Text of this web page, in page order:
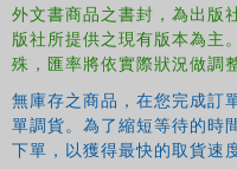
外文書商品之書封，為出版
版社所提供之現有版本為主
殊，匯率將依實際狀況做調整
無庫存之商品，在您完成訂
單調貨。為了縮短等待的時
下單，以獲得最快的取貨速